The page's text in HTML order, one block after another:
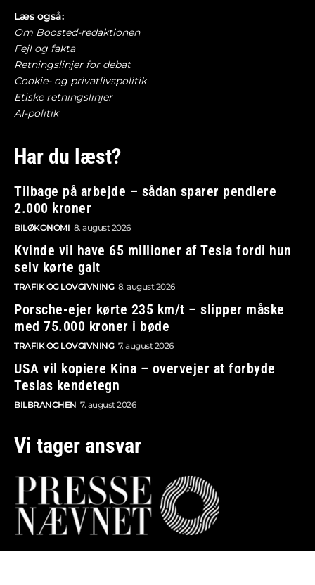
Læs også:
Om Boosted-redaktionen
Fejl og fakta
Retningslinjer for debat
Cookie- og privatlivspolitik
Etiske retningslinjer
AI-politik
Har du læst?
Tilbage på arbejde – sådan sparer pendlere
2.000 kroner
BILØKONOMI 8. august 2026
Kvinde vil have 65 millioner af Tesla fordi hun
selv kørte galt
TRAFIK OG LOVGIVNING 8. august 2026
Porsche-ejer kørte 235 km/t – slipper måske
med 75.000 kroner i bøde
TRAFIK OG LOVGIVNING 7. august 2026
USA vil kopiere Kina – overvejer at forbyde
Teslas kendetegn
BILBRANCHEN 7. august 2026
Vi tager ansvar